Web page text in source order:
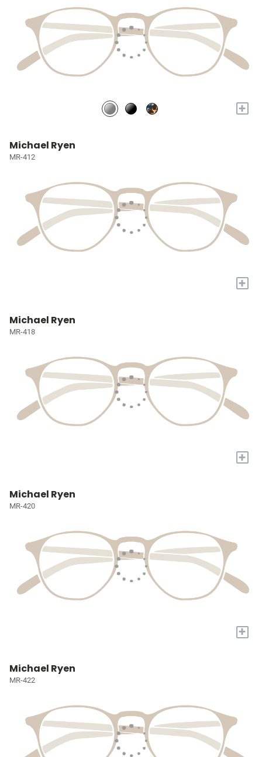
+
Michael Ryen
MR-412
+
Michael Ryen
MR-418
+
Michael Ryen
MR-420
+
Michael Ryen
MR-422